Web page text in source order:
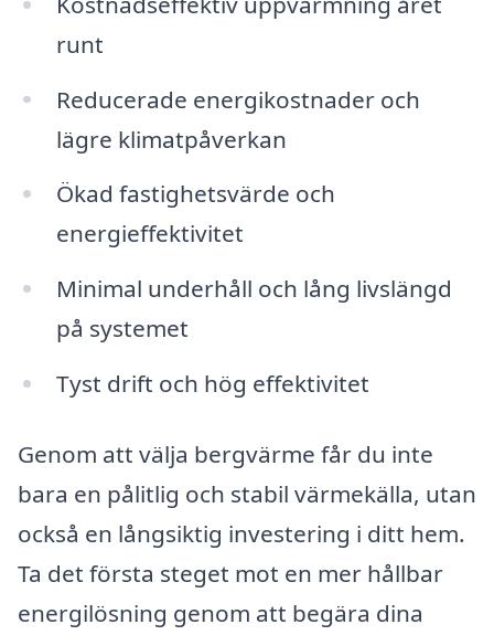
runt
Reducerade energikostnader och
lägre klimatpåverkan
Ökad fastighetsvärde och
energieffektivitet
Minimal underhåll och lång livslängd
på systemet
Tyst drift och hög effektivitet
Genom att välja bergvärme får du inte
bara en pålitlig och stabil värmekälla, utan
också en långsiktig investering i ditt hem.
Ta det första steget mot en mer hållbar
energilösning genom att begära dina